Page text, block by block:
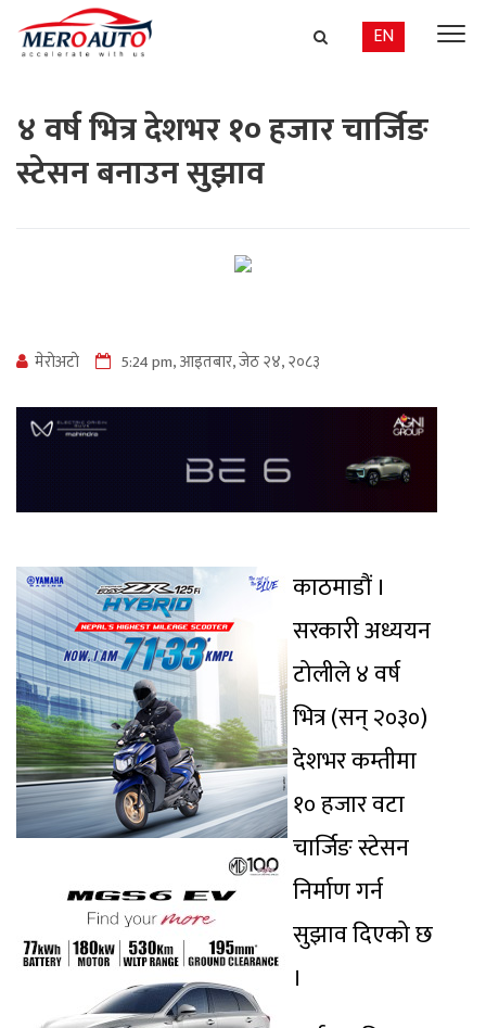
EN
४ वर्ष भित्र देशभर १० हजार चार्जिङ
स्टेसन बनाउन सुझाव
मेराेअटाे 5:24 pm, आइतबार, जेठ २४, २०८३
काठमाडौं ।
सरकारी अध्ययन
टोलीले ४ वर्ष
भित्र (सन् २०३०)
देशभर कम्तीमा
१० हजार वटा
चार्जिङ स्टेसन
निर्माण गर्न
सुझाव दिएको छ
।